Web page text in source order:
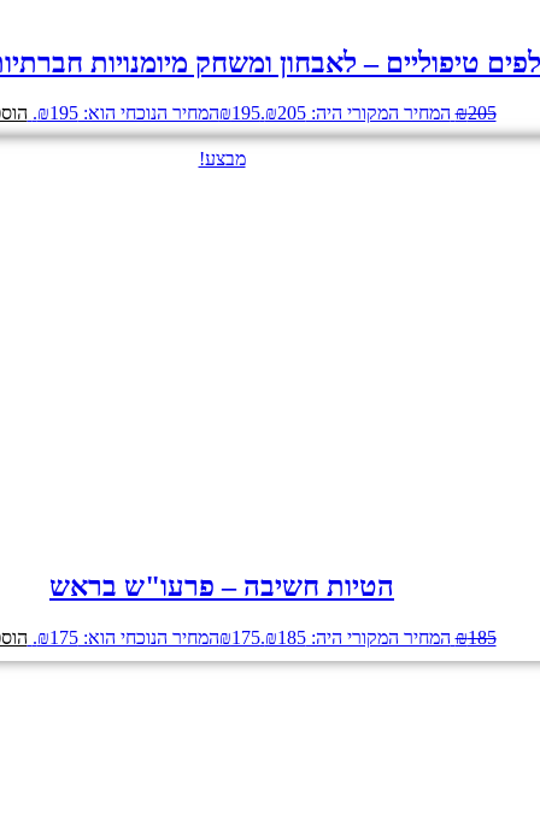
טיפוליים – לאבחון ומשחק מיומנויות
₪205 המחיר המקורי היה: ₪205. ₪195 המחיר הנוכחי הוא: ₪195.
מבצע!
הטיות חשיבה – פרעו"ש בראש
₪185 המחיר המקורי היה: ₪185. ₪175 המחיר הנוכחי הוא: ₪175.